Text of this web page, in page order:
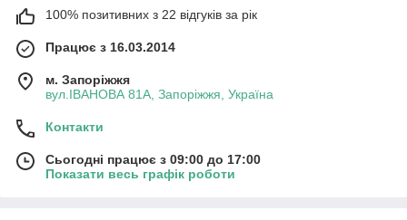
100% позитивних з 22 відгуків за рік
Працює з 16.03.2014
м. Запоріжжя
вул.ІВАНОВА 81А, Запоріжжя, Україна
Контакти
Сьогодні працює з 09:00 до 17:00
Показати весь графік роботи